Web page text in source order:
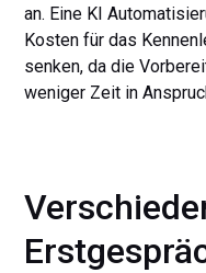
an. Eine KI
Kosten für das
senken, da die
weniger Zeit in